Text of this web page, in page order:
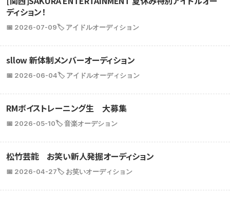
ディション！
📅 2026-07-09🏷️ アイドルオーディション
sllow 新体制メンバーオーディション
📅 2026-06-04🏷️ アイドルオーディション
RMボイストレーニング生 大募集
📅 2026-05-10🏷️ 音楽オーデション
松竹芸能 お笑い新人発掘オーディション
📅 2026-04-27🏷️ お笑いオーディション